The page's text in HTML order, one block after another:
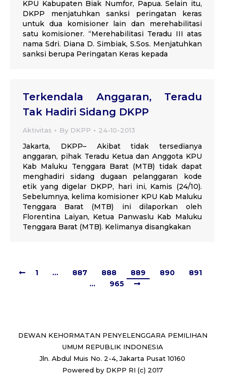
KPU Kabupaten Biak Numfor, Papua. Selain itu,
DKPP menjatuhkan sanksi peringatan keras
untuk dua komisioner lain dan merehabilitasi
satu komisioner. “Merehabilitasi Teradu III atas
nama Sdri. Diana D. Simbiak, S.Sos. Menjatuhkan
sanksi berupa Peringatan Keras kepada
Terkendala Anggaran, Teradu
Tak Hadiri Sidang DKPP
Aktivitas By DKPP 24-10-2013
Jakarta, DKPP– Akibat tidak tersedianya
anggaran, pihak Teradu Ketua dan Anggota KPU
Kab Maluku Tenggara Barat (MTB) tidak dapat
menghadiri sidang dugaan pelanggaran kode
etik yang digelar DKPP, hari ini, Kamis (24/10).
Sebelumnya, kelima komisioner KPU Kab Maluku
Tenggara Barat (MTB) ini dilaporkan oleh
Florentina Laiyan, Ketua Panwaslu Kab Maluku
Tenggara Barat (MTB). Kelimanya disangkakan
1 … 887 888 889 890
891
…
965
DEWAN KEHORMATAN PENYELENGGARA PEMILIHAN
UMUM REPUBLIK INDONESIA
Jln. Abdul Muis No. 2-4, Jakarta Pusat 10160
Powered by DKPP RI (c) 2017